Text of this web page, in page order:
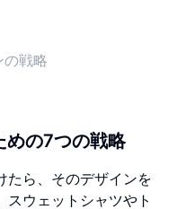
の戦略
めの7つの戦略
たら、そのデザインを
ウェットシャツやト